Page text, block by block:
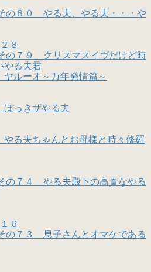
の８０ やる夫、やる夫・・・や
８
の７９ クリスマスイヴだけど時
やる夫君
ルーオ～万年発情篇～
っきザやる夫
る夫ちゃんとお母様と時々修羅
の７４ やる夫殿下の高貴なやる
６
の７３ 息子さんとオマケである